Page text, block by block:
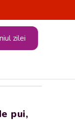
zilei
pui,